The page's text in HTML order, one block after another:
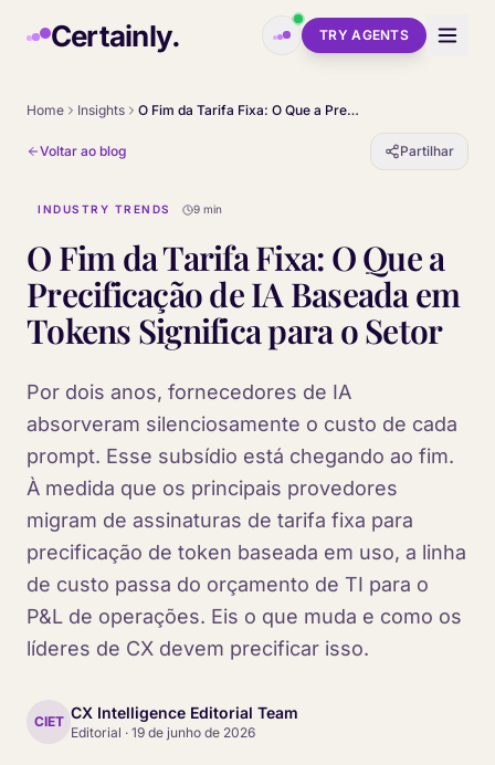
Certainly. TRY AGENTS
Home Insights O Fim da Tarifa Fixa: O Que a Precificação de IA Baseada em Tokens Significa para o Setor
Voltar ao blog Partilhar
INDUSTRY TRENDS 9 min
O Fim da Tarifa Fixa: O Que a
Precificação de IA Baseada em
Tokens Significa para o Setor
Por dois anos, fornecedores de IA
absorveram silenciosamente o custo de cada
prompt. Esse subsídio está chegando ao fim.
À medida que os principais provedores
migram de assinaturas de tarifa fixa para
precificação de token baseada em uso, a linha
de custo passa do orçamento de TI para o
P&L de operações. Eis o que muda e como os
líderes de CX devem precificar isso.
CIET CX Intelligence Editorial Team
Editorial · 19 de junho de 2026